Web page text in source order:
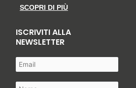
SCOPRI DI PIÙ
ISCRIVITI ALLA
NEWSLETTER